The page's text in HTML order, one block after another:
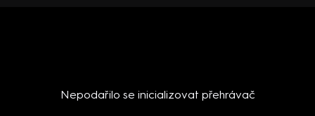
Nepodařilo se inicializovat přehrávač